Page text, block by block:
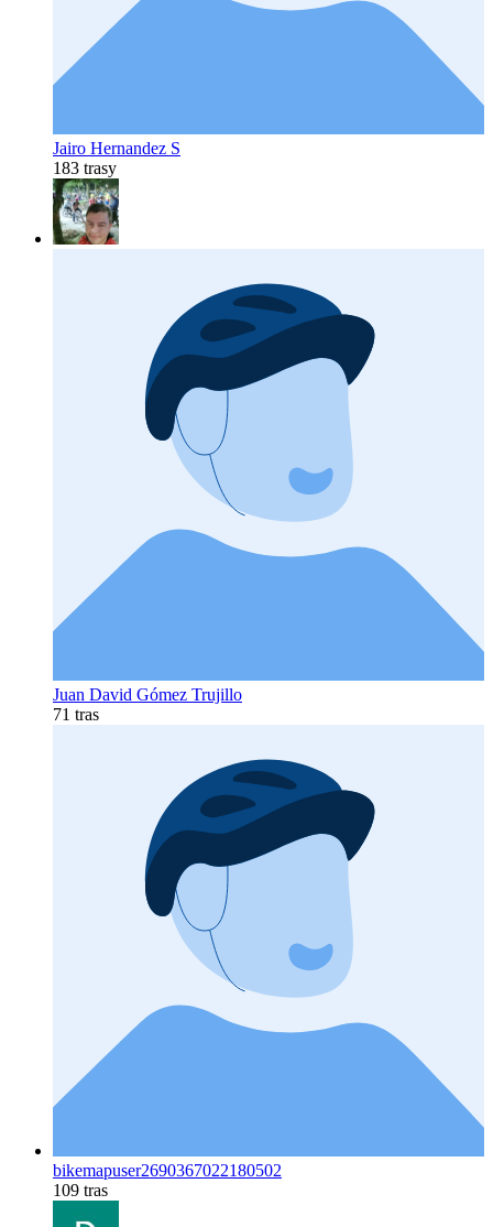
Jairo Hernandez S
183 trasy
Juan David Gómez Trujillo
71 tras
bikemapuser2690367022180502
109 tras